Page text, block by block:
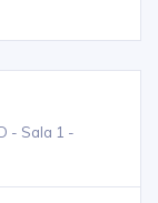
- Sala 1 -